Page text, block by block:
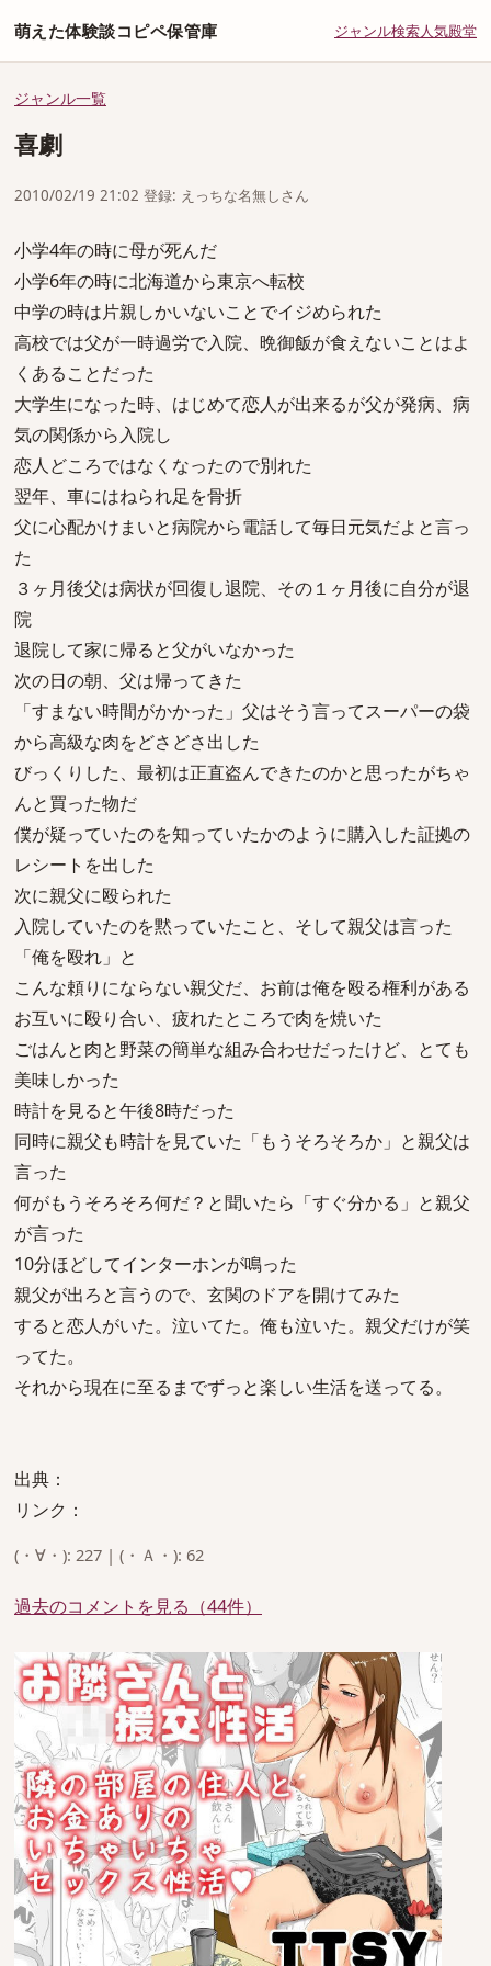
萌えた体験談コピペ保管庫 ジャンル検索人気殿堂
ジャンル一覧
喜劇
2010/02/19 21:02 登録: えっちな名無しさん
小学4年の時に母が死んだ
小学6年の時に北海道から東京へ転校
中学の時は片親しかいないことでイジめられた
高校では父が一時過労で入院、晩御飯が食えないことはよ
くあることだった
大学生になった時、はじめて恋人が出来るが父が発病、病
気の関係から入院し
恋人どころではなくなったので別れた
翌年、車にはねられ足を骨折
父に心配かけまいと病院から電話して毎日元気だよと言っ
た
３ヶ月後父は病状が回復し退院、その１ヶ月後に自分が退
院
退院して家に帰ると父がいなかった
次の日の朝、父は帰ってきた
「すまない時間がかかった」父はそう言ってスーパーの袋
から高級な肉をどさどさ出した
びっくりした、最初は正直盗んできたのかと思ったがちゃ
んと買った物だ
僕が疑っていたのを知っていたかのように購入した証拠の
レシートを出した
次に親父に殴られた
入院していたのを黙っていたこと、そして親父は言った
「俺を殴れ」と
こんな頼りにならない親父だ、お前は俺を殴る権利がある
お互いに殴り合い、疲れたところで肉を焼いた
ごはんと肉と野菜の簡単な組み合わせだったけど、とても
美味しかった
時計を見ると午後8時だった
同時に親父も時計を見ていた「もうそろそろか」と親父は
言った
何がもうそろそろ何だ？と聞いたら「すぐ分かる」と親父
が言った
10分ほどしてインターホンが鳴った
親父が出ろと言うので、玄関のドアを開けてみた
すると恋人がいた。泣いてた。俺も泣いた。親父だけが笑
ってた。
それから現在に至るまでずっと楽しい生活を送ってる。
出典：
リンク：
(・∀・): 227 | (・Ａ・): 62
過去のコメントを見る（44件）